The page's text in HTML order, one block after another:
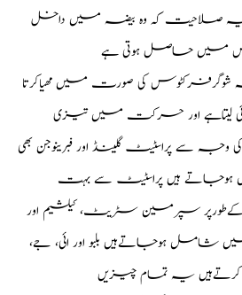
صلاحیت کہ وه بیضہ میں داخل
مس میں حاصل ہوتی ہے
شوگرفرکٹوس کی صورت میں مهیاکرتا
لیتاہے اور حرکت میں تیزی
وجہ سے پراسٹیٹ گلینڈ اور فبرینوجن بھی
ہیں پراسٹیٹ سے بہت
سپرمین سٹریٹ، کیلشیم اور
شامل ہوجاتےہیں بلبو اور ائی، جے،
یہ تمام چیزیں